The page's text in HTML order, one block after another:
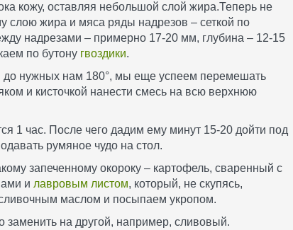
кожу, оставляя небольшой слой жира.Теперь не
слою жира и мяса ряды надрезов – сеткой по
надрезами – примерно 17-20 мм, глубина – 12-15
по бутону гвоздики.
до нужных нам 180°, мы еще успеем перемешать
и кисточкой нанести смесь на всю верхнюю
1 час. После чего дадим ему минут 15-20 дойти под
румяное чудо на стол.
запеченному окороку – картофель, сваренный с
и лавровым листом, который, не скупясь,
маслом и посыпаем укропом.
на другой, например, сливовый.